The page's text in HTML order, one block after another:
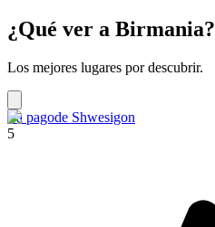
¿Qué ver a Birmania?
Los mejores lugares por descubrir.
La pagode Shwesigon
5